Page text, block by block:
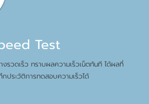
Test
รวดเร็ว ทราบผลความเร็วเน็ตทันที ได้ผลที่
ประวัติการทดสอบความเร็วได้